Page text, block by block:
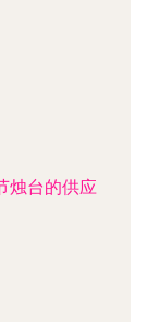
烛台的供应